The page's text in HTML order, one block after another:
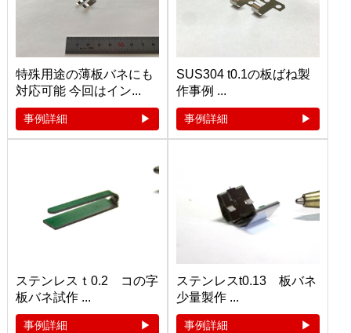
特殊用途の薄板バネにも
対応可能 今回はイン...
事例詳細
SUS304 t0.1の板ばね製
作事例 ...
事例詳細
ステンレスｔ0.2 コの字
板バネ試作 ...
事例詳細
ステンレスt0.13 板バネ
少量製作 ...
事例詳細